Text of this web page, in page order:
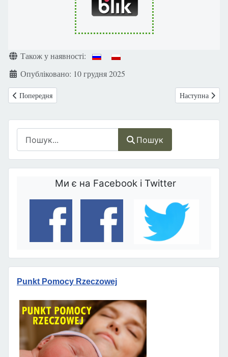
Пошук
Ми є на Facebook і Twitter
Punkt Pomocy Rzeczowej
ДеталіТакож у наявності:
Опубліковано: 10 грудня 2025
Попередня стаття: ПОЛЬЩА: Рада (KEP) Польської Єпископської
Попередня Наступна
Наступна